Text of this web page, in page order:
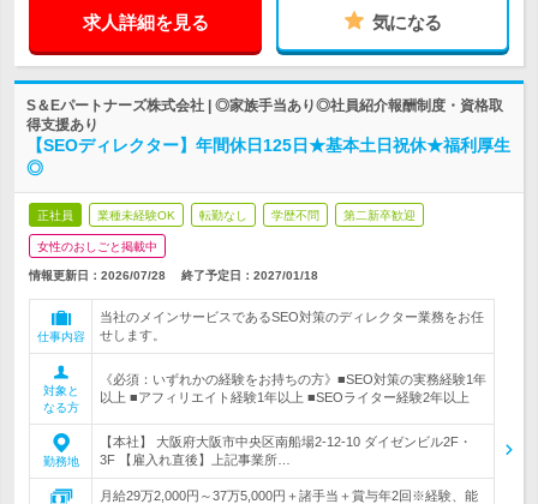
求人詳細を見る 気になる
S＆Eパートナーズ株式会社 | ◎家族手当あり◎社員紹介報酬制度・資格取
得支援あり
【SEOディレクター】年間休日125日★基本土日祝休★福利厚生
◎
正社員 業種未経験OK 転勤なし 学歴不問 第二新卒歓迎
女性のおしごと掲載中
情報更新日：2026/07/28 終了予定日： 2027/01/18
仕事内容
当社のメインサービスであるSEO対策のディレクター業務をお任
せします。
対象と
なる方
《必須：いずれかの経験をお持ちの方》■SEO対策の実務経験1年
以上 ■アフィリエイト経験1年以上 ■SEOライター経験2年以上
勤務地
【本社】 大阪府大阪市中央区南船場2-12-10 ダイゼンビル2F・
3F 【雇入れ直後】上記事業所…
月給29万2,000円～37万5,000円＋諸手当＋賞与年2回※経験、能